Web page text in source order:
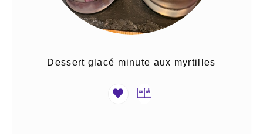
Dessert glacé minute aux myrtilles